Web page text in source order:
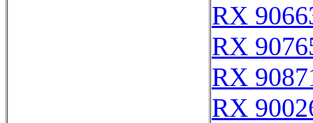
RX
RX
RX
RX